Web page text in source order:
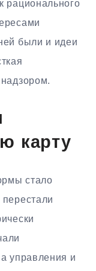
рационального
были и идеи
карту
стало
управления и